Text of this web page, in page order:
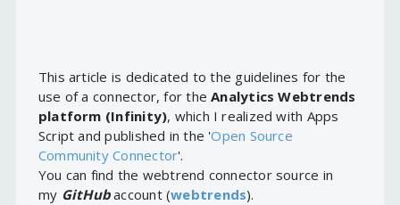
This article is dedicated to the guidelines for the
use of a connector, for theAnalytics Webtrends
platform (Infinity), which I realized with Apps
Script and published in the 'Open Source
Community Connector'.
You can find the webtrend connector source in
my GitHubaccount (webtrends).